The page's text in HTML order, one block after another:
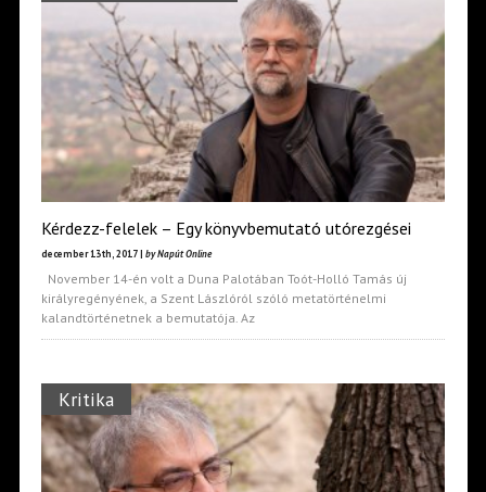
Kérdezz-felelek – Egy könyvbemutató utórezgései
december 13th, 2017 | by Napút Online
November 14-én volt a Duna Palotában Toót-Holló Tamás új
királyregényének, a Szent Lászlóról szóló metatörténelmi
kalandtörténetnek a bemutatója. Az
Kritika